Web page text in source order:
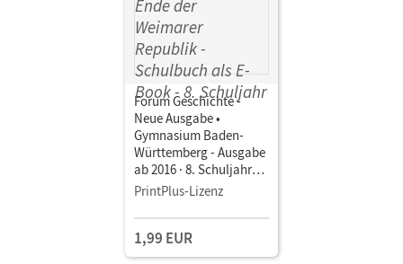
Forum Geschichte -
Neue Ausgabe •
Gymnasium Baden-
Württemberg - Ausgabe
ab 2016 · 8. Schuljahr
Vom Zeitalter
Ende der Weimarer
Republik • Schulbuch
als E-Book
PrintPlus-Lizenz
1,99 EUR